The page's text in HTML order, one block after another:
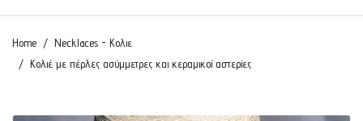
Home
Necklaces - Κολιε
Κολιέ με πέρλες ασύμμετρες και κεραμικοί αστερίες